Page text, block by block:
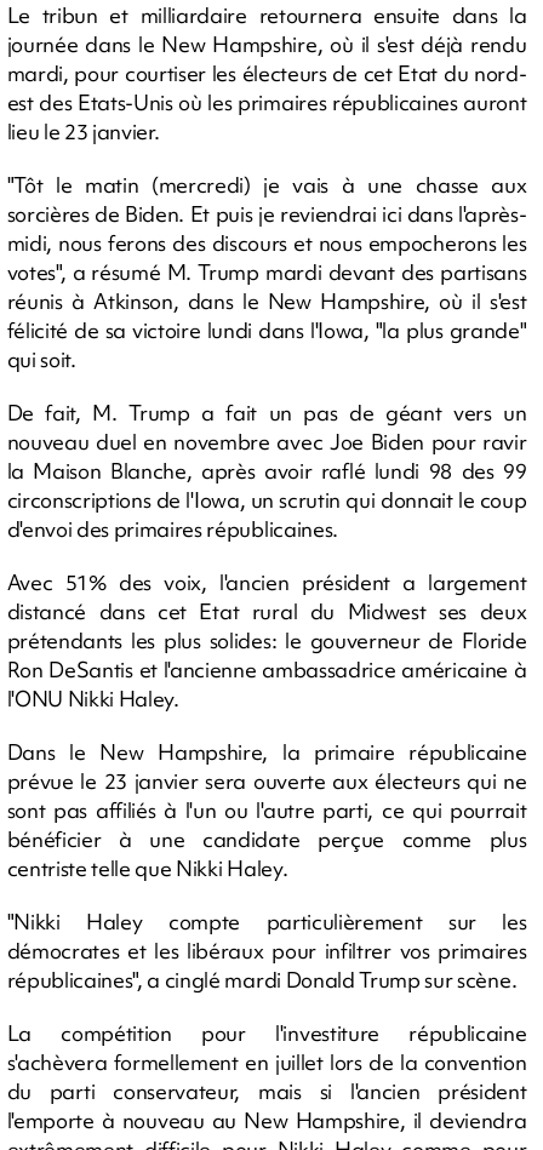
Le tribun et milliardaire retournera ensuite dans la
journée dans le New Hampshire, où il s'est déjà rendu
mardi, pour courtiser les électeurs de cet Etat du nord-
est des Etats-Unis où les primaires républicaines auront
lieu le 23 janvier.
"Tôt le matin (mercredi) je vais à une chasse aux
sorcières de Biden. Et puis je reviendrai ici dans l'après-
midi, nous ferons des discours et nous empocherons les
votes", a résumé M. Trump mardi devant des partisans
réunis à Atkinson, dans le New Hampshire, où il s'est
félicité de sa victoire lundi dans l'Iowa, "la plus grande"
qui soit.
De fait, M. Trump a fait un pas de géant vers un
nouveau duel en novembre avec Joe Biden pour ravir
la Maison Blanche, après avoir raflé lundi 98 des 99
circonscriptions de l'Iowa, un scrutin qui donnait le coup
d'envoi des primaires républicaines.
Avec 51% des voix, l'ancien président a largement
distancé dans cet Etat rural du Midwest ses deux
prétendants les plus solides: le gouverneur de Floride
Ron DeSantis et l'ancienne ambassadrice américaine à
l'ONU Nikki Haley.
Dans le New Hampshire, la primaire républicaine
prévue le 23 janvier sera ouverte aux électeurs qui ne
sont pas affiliés à l'un ou l'autre parti, ce qui pourrait
bénéficier à une candidate perçue comme plus
centriste telle que Nikki Haley.
"Nikki Haley compte particulièrement sur les
démocrates et les libéraux pour infiltrer vos primaires
républicaines", a cinglé mardi Donald Trump sur scène.
La compétition pour l'investiture républicaine
s'achèvera formellement en juillet lors de la convention
du parti conservateur, mais si l'ancien président
l'emporte à nouveau au New Hampshire, il deviendra